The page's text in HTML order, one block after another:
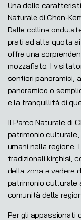
Una delle
Naturale di Chon-
Dalle colline
prati ad alta quota
offre una
mozzafiato. I
sentieri panoramici,
panoramico o
e la tranquillità di
Il Parco Naturale di
patrimonio
umani nella regione.
tradizionali kirghisi,
della zona e vedere
patrimonio culturale
comunità della
Per gli appassionati